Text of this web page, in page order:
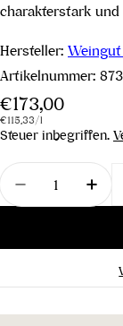
charakterstark
Hersteller:
Artikelnummer:
Regulärer
Preis
€173,00
Stückpreis
€115,33/pro
l
Steuer inbegriffen.
Menge
Menge für